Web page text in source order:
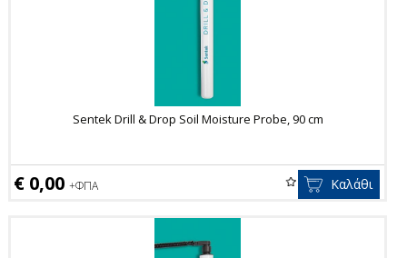
Sentek Drill & Drop Soil Moisture Probe, 90 cm
€ 0,00 +ΦΠΑ Καλάθι